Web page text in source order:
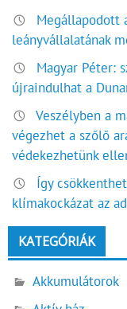
Megállapodott
leányvállalatának
Magyar Péter:
újraindulhat a
Veszélyben a
végezhet a szőlő
védekezhetünk
Így
klímakockázat az
KATEGÓRIÁK
Akkumulátorok